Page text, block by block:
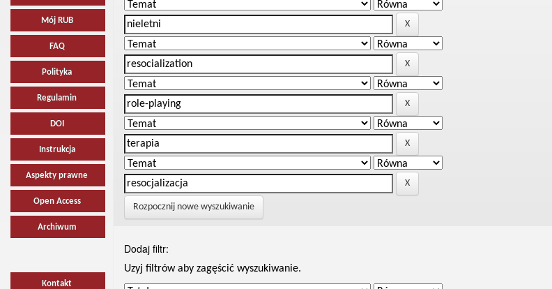
Mój RUB
FAQ
Polityka
Regulamin
DOI
Instrukcja
Aspekty prawne
Open Access
Archiwum
Kontakt
Rozpocznij nowe wyszukiwanie
Dodaj filtr:
Uzyj filtrów aby zagęścić wyszukiwanie.